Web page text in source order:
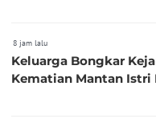
8 jam lalu
Keluarga Bongkar
Kematian Mantan Istri